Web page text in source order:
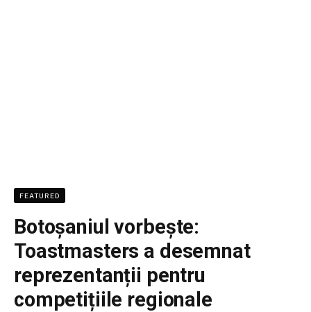
FEATURED
Botoșaniul vorbește:
Toastmasters a desemnat
reprezentanții pentru
competițiile regionale